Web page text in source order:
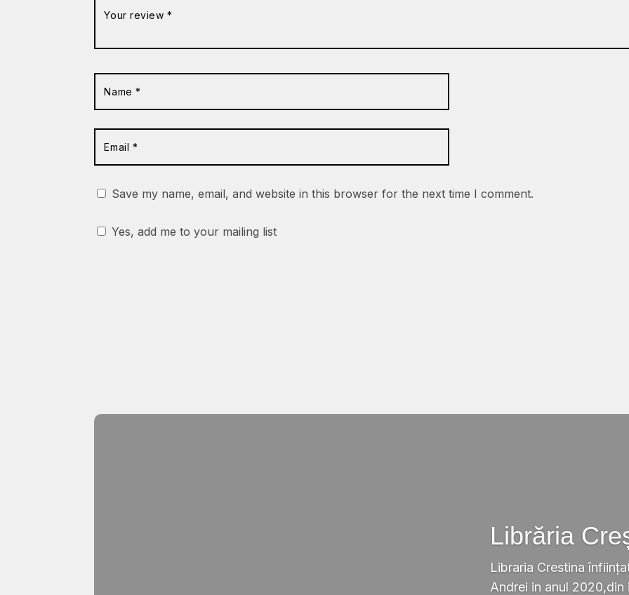
Save my name, email, and website in this browser for the next time I comment.
Yes, add me to your mailing list
Librăria
Libraria Crestina
Andrei in anul 2020,din